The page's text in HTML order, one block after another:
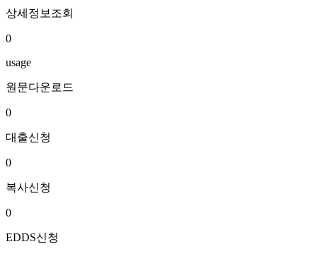
상세정보조회
0
usage
원문다운로드
0
대출신청
0
복사신청
0
EDDS신청